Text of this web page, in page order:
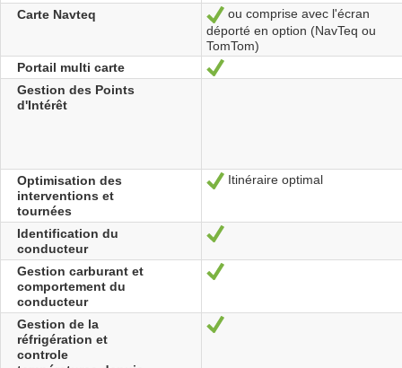
Carte Navteq Oui
ou comprise avec l'écran
déporté en option (NavTeq ou
TomTom)
Portail multi carte
Oui
Gestion des Points
d'Intérêt
Optimisation des
interventions et
tournées
Oui
Itinéraire optimal
Identification du
conducteur
Gestion carburant et
comportement du
conducteur
Oui
Gestion de la
réfrigération et
controle